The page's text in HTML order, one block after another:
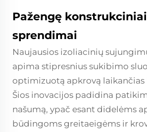
Pažengę konstrukciniai
sprendimai
Naujausios izoliacinių
apima stipresnius sukibimo
optimizuotą apkrovą laikančias
Šios inovacijos padidina
našumą, ypač esant didelėms
būdingoms greitaeigėms ir